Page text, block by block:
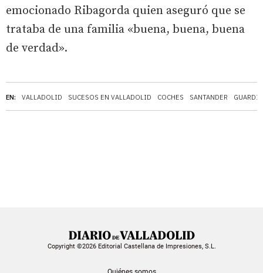
EN: VALLADOLID SUCESOS EN VALLADOLID COCHES SANTANDER
emocionado Ribagorda quien aseguró que se
trataba de una familia «buena, buena, buena
de verdad».
Copyright ©2026 Editorial Castellana de Impresiones, S.L.